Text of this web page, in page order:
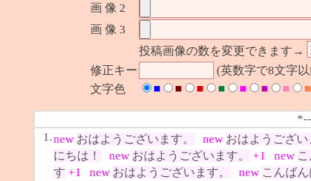
画 像 2
画 像 3
投稿画像の数を変更できます→
修正キー
(英数字で8文字
文字色
■ ■ ■ ■ ■ ■ ■ ■
1.new おはようございます。 new おはようござ
にちは！
new おはようございます。 +1 new
す +1 new おはようございます。 new こんば